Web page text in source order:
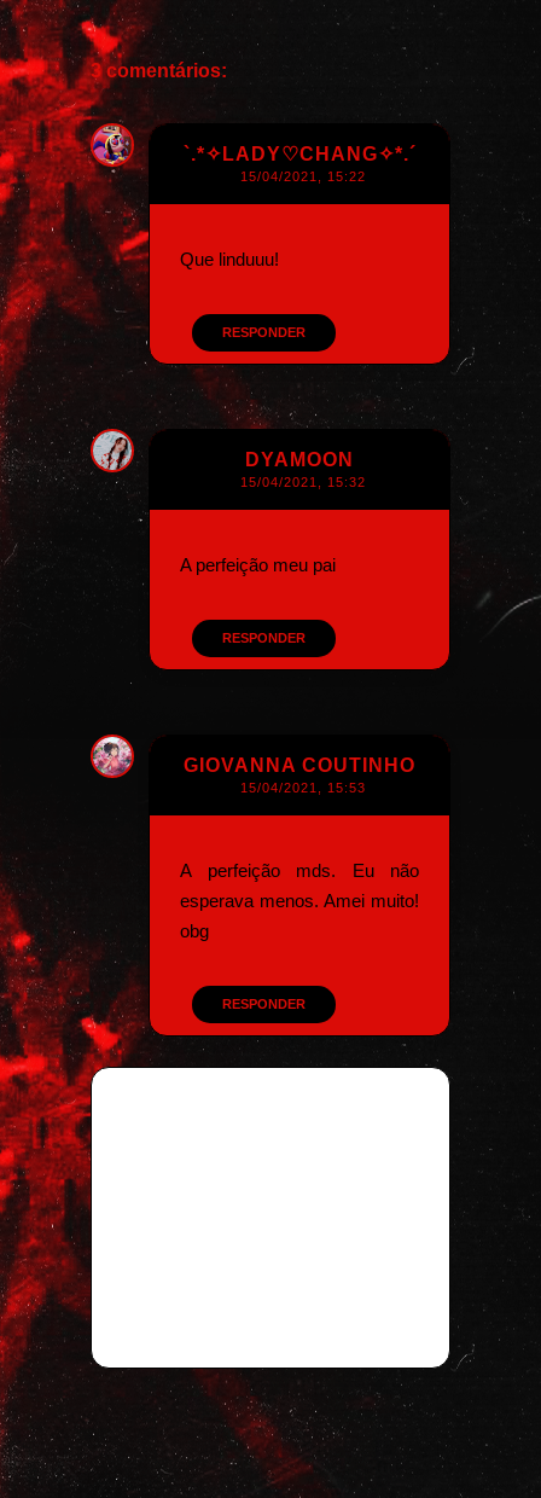
3 comentários:
`.*✧LADY♡CHANG✧*.´
15/04/2021, 15:22
Que linduuu!
RESPONDER
DYAMOON
15/04/2021, 15:32
A perfeição meu pai
RESPONDER
GIOVANNA COUTINHO
15/04/2021, 15:53
A perfeição mds. Eu não
esperava menos. Amei muito!
obg
RESPONDER